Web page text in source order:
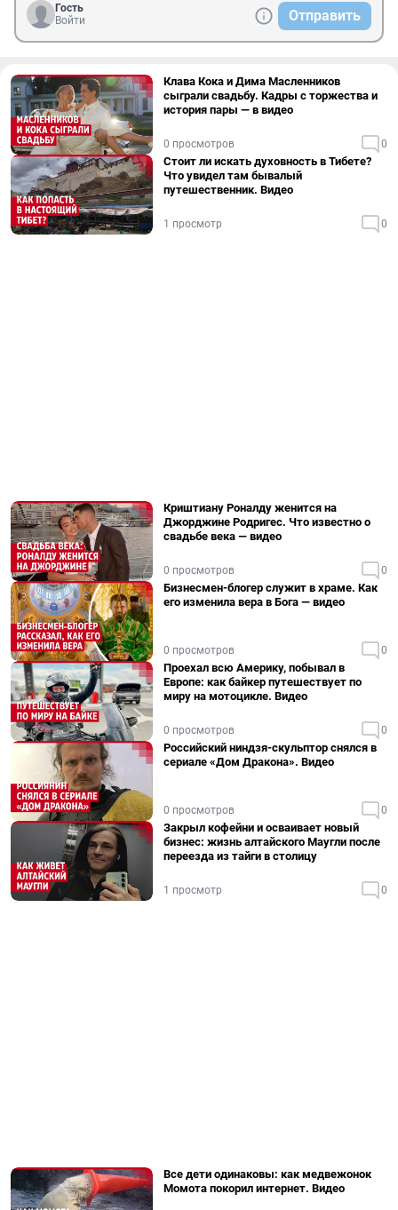
Гость
Войти
Отправить
Клава Кока и Дима Масленников
сыграли свадьбу. Кадры с торжества и
история пары — в видео
0 просмотров 0
Стоит ли искать духовность в Тибете?
Что увидел там бывалый
путешественник. Видео
1 просмотр 0
Криштиану Роналду женится на
Джорджине Родригес. Что известно о
свадьбе века — видео
0 просмотров 0
Бизнесмен-блогер служит в храме. Как
его изменила вера в Бога — видео
0 просмотров 0
Проехал всю Америку, побывал в
Европе: как байкер путешествует по
миру на мотоцикле. Видео
0 просмотров 0
Российский ниндзя-скульптор снялся в
сериале «Дом Дракона». Видео
0 просмотров 0
Закрыл кофейни и осваивает новый
бизнес: жизнь алтайского Маугли после
переезда из тайги в столицу
1 просмотр 0
Все дети одинаковы: как медвежонок
Момота покорил интернет. Видео